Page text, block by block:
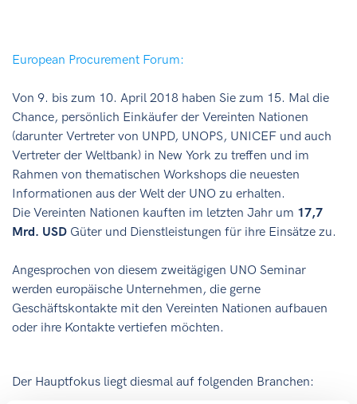
European Procurement Forum:
Von 9. bis zum 10. April 2018 haben Sie zum 15. Mal die
Chance, persönlich Einkäufer der Vereinten Nationen
(darunter Vertreter von UNPD, UNOPS, UNICEF und auch
Vertreter der Weltbank) in New York zu treffen und im
Rahmen von thematischen Workshops die neuesten
Informationen aus der Welt der UNO zu erhalten.
Die Vereinten Nationen kauften im letzten Jahr um 17,7
Mrd. USD Güter und Dienstleistungen für ihre Einsätze zu.
Angesprochen von diesem zweitägigen UNO Seminar
werden europäische Unternehmen, die gerne
Geschäftskontakte mit den Vereinten Nationen aufbauen
oder ihre Kontakte vertiefen möchten.
Der Hauptfokus liegt diesmal auf folgenden Branchen: